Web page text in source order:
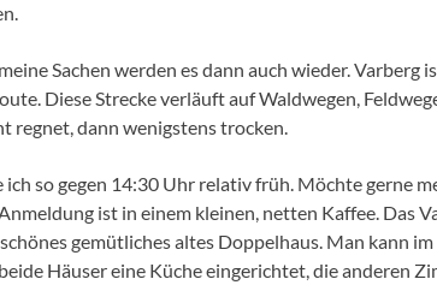
Sachen werden es dann auch wieder. Varberg
Diese Strecke verläuft auf Waldwegen,
regnet, dann wenigstens trocken.
so gegen 14:30 Uhr relativ früh. Möchte gerne
ist in einem kleinen, netten Kaffee. Das
gemütliches altes Doppelhaus. Man kann
Häuser eine Küche eingerichtet, die anderen